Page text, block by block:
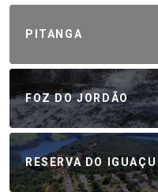
PITANGA
FOZ DO JORDÃO
RESERVA DO IGUAÇU